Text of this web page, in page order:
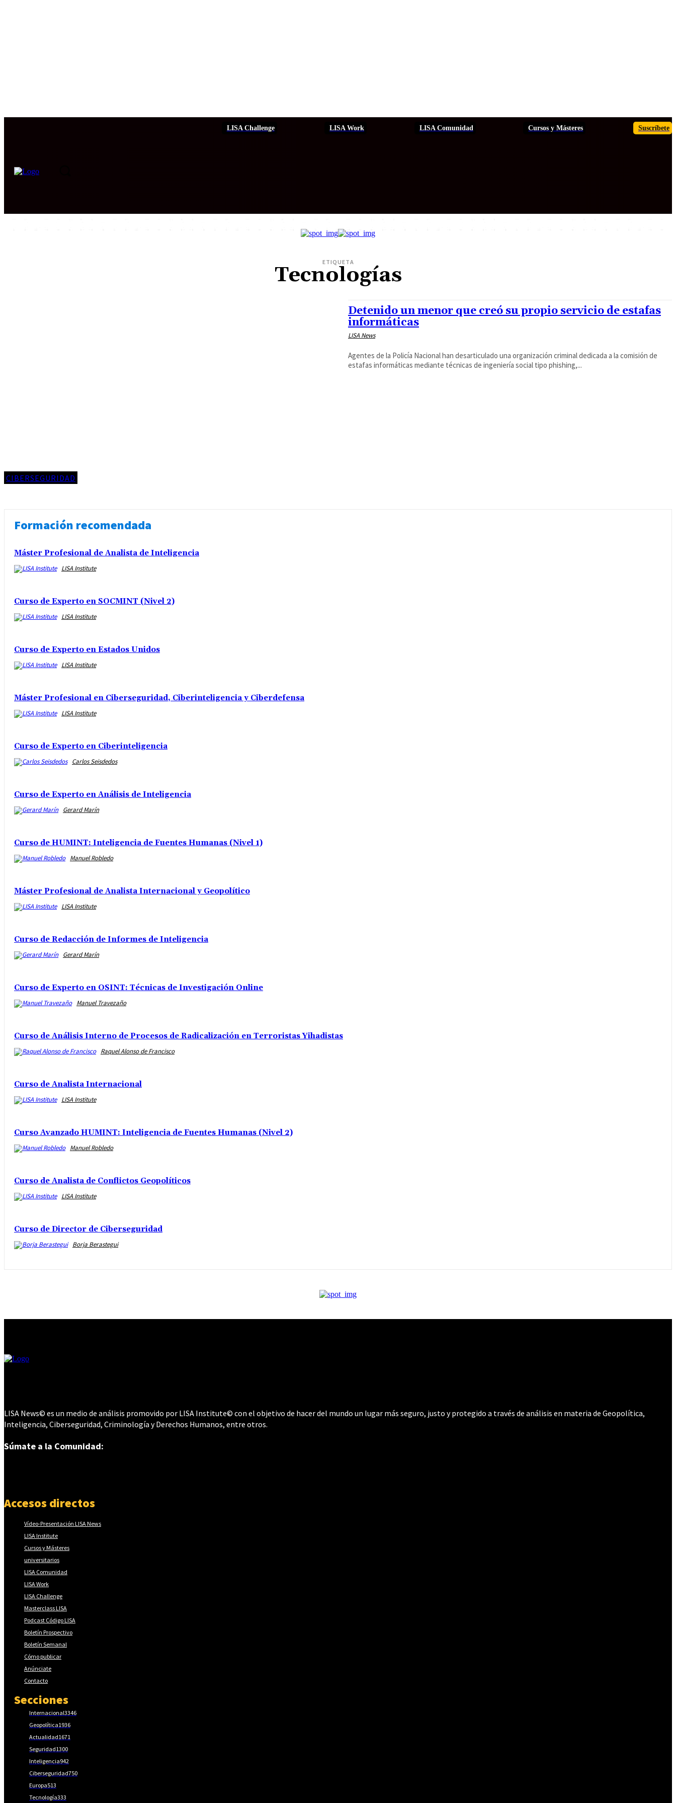
Suscríbete
Cursos y Másteres
LISA Comunidad
LISA Work
LISA Challenge
ETIQUETA
Tecnologías
CIBERSEGURIDAD
Detenido un menor que creó su propio servicio de estafas
informáticas
LISA News
Agentes de la Policía Nacional han desarticulado una organización criminal dedicada a la comisión de
estafas informáticas mediante técnicas de ingeniería social tipo phishing,...
Formación recomendada
Máster Profesional de Analista de Inteligencia
LISA Institute
Curso de Experto en SOCMINT (Nivel 2)
LISA Institute
Curso de Experto en Estados Unidos
LISA Institute
Máster Profesional en Ciberseguridad, Ciberinteligencia y Ciberdefensa
LISA Institute
Curso de Experto en Ciberinteligencia
Carlos Seisdedos
Curso de Experto en Análisis de Inteligencia
Gerard Marín
Curso de HUMINT: Inteligencia de Fuentes Humanas (Nivel 1)
Manuel Robledo
Máster Profesional de Analista Internacional y Geopolítico
LISA Institute
Curso de Redacción de Informes de Inteligencia
Gerard Marín
Curso de Experto en OSINT: Técnicas de Investigación Online
Manuel Travezaño
Curso de Análisis Interno de Procesos de Radicalización en Terroristas Yihadistas
Raquel Alonso de Francisco
Curso de Analista Internacional
LISA Institute
Curso Avanzado HUMINT: Inteligencia de Fuentes Humanas (Nivel 2)
Manuel Robledo
Curso de Analista de Conflictos Geopolíticos
LISA Institute
Curso de Director de Ciberseguridad
Borja Berastegui
LISA News© es un medio de análisis promovido por LISA Institute© con el objetivo de hacer del mundo un lugar más seguro, justo y protegido a través de análisis en materia de Geopolítica,
Inteligencia, Ciberseguridad, Criminología y Derechos Humanos, entre otros.
Súmate a la Comunidad:
Accesos directos
Vídeo-Presentación LISA News
LISA Institute
Cursos y Másteres
universitarios
LISA Comunidad
LISA Work
LISA Challenge
Masterclass LISA
Podcast Código LISA
Boletín Prospectivo
Boletín Semanal
Cómo publicar
Anúnciate
Contacto
Secciones
Internacional3346
Geopolítica1936
Actualidad1671
Seguridad1300
Inteligencia942
Ciberseguridad750
Europa513
Tecnología333